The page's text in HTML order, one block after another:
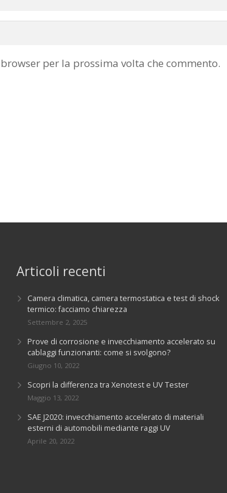
per la prossima volta che commento.
Articoli recenti
Camera climatica, camera termostatica e test di shock
termico: facciamo chiarezza
Settembre 2, 2025
Prove di corrosione e invecchiamento accelerato su
cablaggi funzionanti: come si svolgono?
Giugno 10, 2022
Scopri la differenza tra Xenotest e UV Tester
Maggio 13, 2022
SAE J2020: invecchiamento accelerato di materiali
esterni di automobili mediante raggi UV
Aprile 20, 2022